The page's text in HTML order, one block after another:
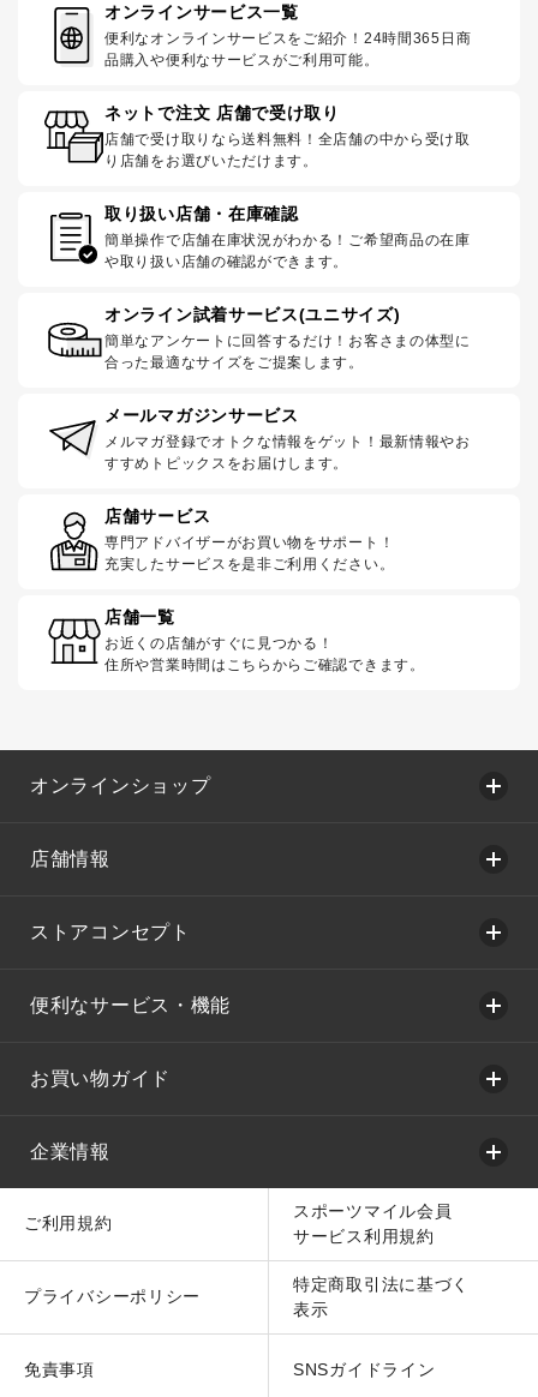
オンラインサービス一覧
便利なオンラインサービスをご紹介！24時間365日商
品購入や便利なサービスがご利用可能。
ネットで注文 店舗で受け取り
店舗で受け取りなら送料無料！全店舗の中から受け取
り店舗をお選びいただけます。
取り扱い店舗・在庫確認
簡単操作で店舗在庫状況がわかる！ご希望商品の在庫
や取り扱い店舗の確認ができます。
オンライン試着サービス(ユニサイズ)
簡単なアンケートに回答するだけ！お客さまの体型に
合った最適なサイズをご提案します。
メールマガジンサービス
メルマガ登録でオトクな情報をゲット！最新情報やお
すすめトピックスをお届けします。
店舗サービス
専門アドバイザーがお買い物をサポート！
充実したサービスを是非ご利用ください。
店舗一覧
お近くの店舗がすぐに見つかる！
住所や営業時間はこちらからご確認できます。
オンラインショップ
店舗情報
ストアコンセプト
便利なサービス・機能
お買い物ガイド
企業情報
ご利用規約
スポーツマイル会員
サービス利用規約
プライバシーポリシー
特定商取引法に基づく
表示
免責事項 SNSガイドライン